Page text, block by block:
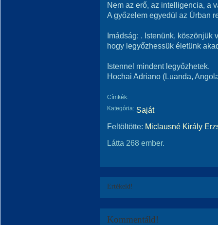
Nem az erő, az intelligencia, a
A győzelem egyedül az Úrban
Imádság: . Istenünk, köszönjük
hogy legyőzhessük életünk
Istennel mindent legyőzhetek.
Hochai Adriano (Luanda,
Címkék:
Kategória: Saját
Feltöltötte: Miclausné Király
Látta 268 ember.
Értékeld!
Kommentáld!